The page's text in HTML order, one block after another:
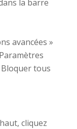
la barre
avancées »
Bloquer tous
cliquez